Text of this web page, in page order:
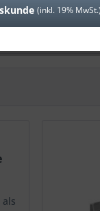
(inkl. 19% MwSt.)